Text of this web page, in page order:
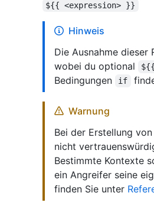
${{ <expression> }}
Hinweis
Die Ausnahme dieser
wobei du optional
${{
Bedingungen
if
Warnung
Bei der Erstellung
nicht
Bestimmte Kontexte
ein Angreifer seine
finden Sie unter